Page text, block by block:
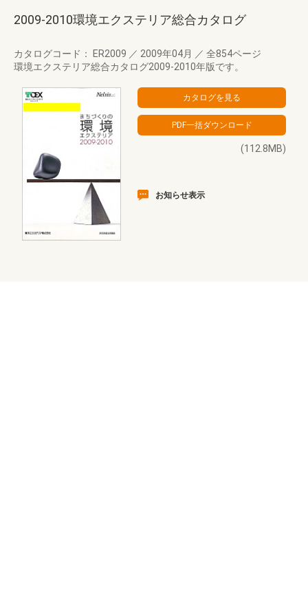
2009-2010環境エクステリア総合カタログ
カタログコード： ER2009 ／ 2009年04月 ／ 全854ページ
環境エクステリア総合カタログ2009-2010年版です。
(112.8MB)
お知らせ表示